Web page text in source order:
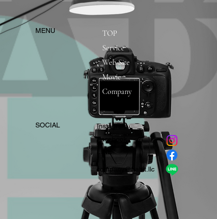
​MENU
TOP
Service
Web Site
Movie
Company
​SOCIAL
Instagram
​Facebook
company＠habit.llc